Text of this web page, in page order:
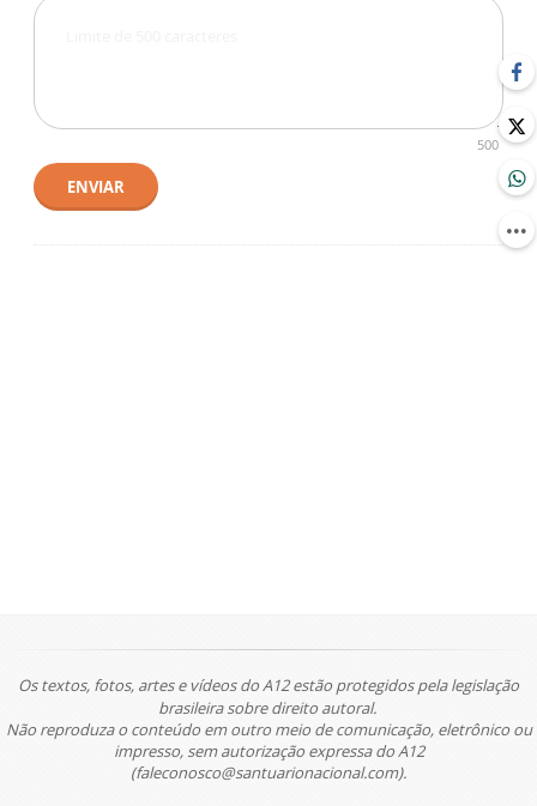
500
ENVIAR
Os textos, fotos, artes e vídeos do A12 estão protegidos pela legislação
brasileira sobre direito autoral.
Não reproduza o conteúdo em outro meio de comunicação, eletrônico ou
impresso, sem autorização expressa do A12
(faleconosco@santuarionacional.com).